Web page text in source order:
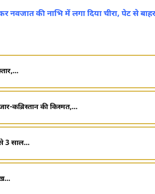
नवजात की नाभि में लगा दिया चीरा, पेट से
कब्रिस्तान की किस्मत,...
3 साल...